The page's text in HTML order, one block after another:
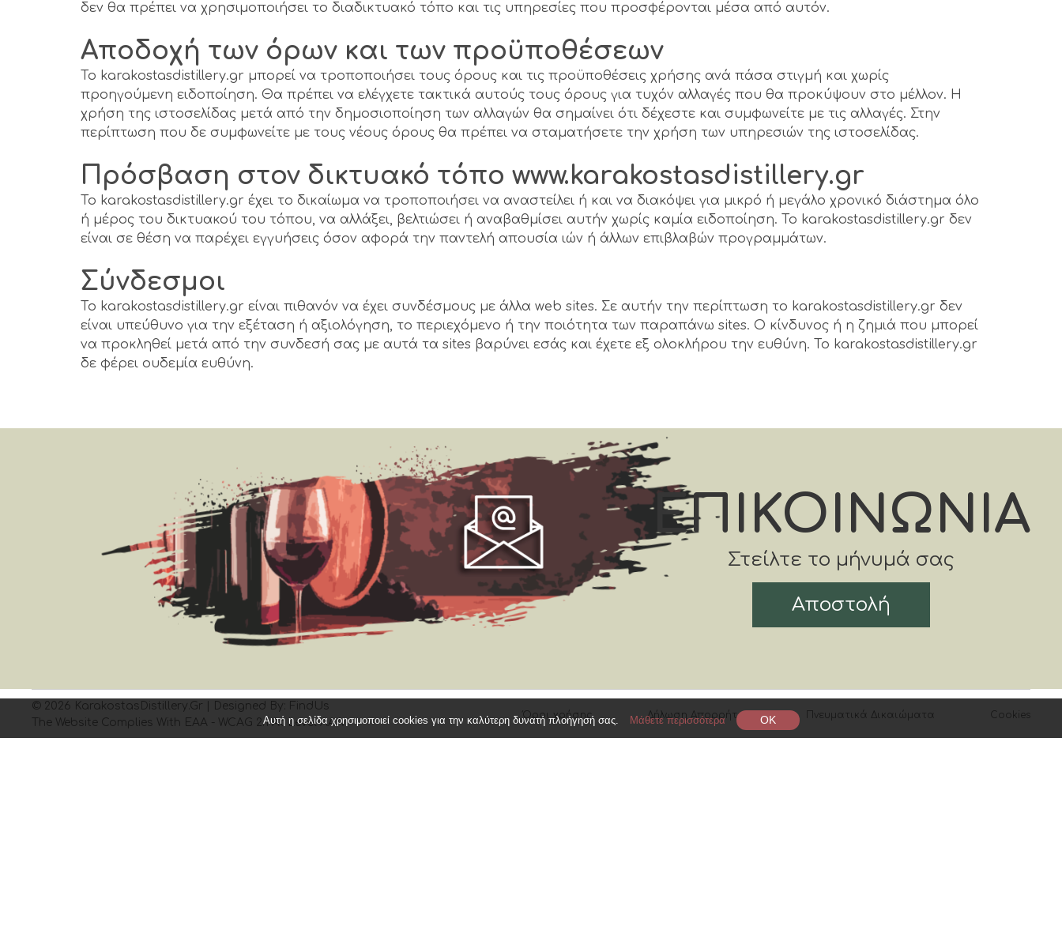
δεν θα πρέπει να χρησιμοποιήσει το διαδικτυακό τόπο και τις υπηρεσίες που προσφέρονται μέσα από αυτόν.
Αποδοχή των όρων και των προϋποθέσεων
Το karakostasdistillery.gr μπορεί να τροποποιήσει τους όρους και τις προϋποθέσεις χρήσης ανά πάσα στιγμή και χωρίς
προηγούμενη ειδοποίηση. Θα πρέπει να ελέγχετε τακτικά αυτούς τους όρους για τυχόν αλλαγές που θα προκύψουν στο μέλλον. Η
χρήση της ιστοσελίδας μετά από την δημοσιοποίηση των αλλαγών θα σημαίνει ότι δέχεστε και συμφωνείτε με τις αλλαγές. Στην
περίπτωση που δε συμφωνείτε με τους νέους όρους θα πρέπει να σταματήσετε την χρήση των υπηρεσιών της ιστοσελίδας.
Πρόσβαση στον δικτυακό τόπο www.karakostasdistillery.gr
Το karakostasdistillery.gr έχει το δικαίωμα να τροποποιήσει να αναστείλει ή και να διακόψει για μικρό ή μεγάλο χρονικό διάστημα όλο
ή μέρος του δικτυακού του τόπου, να αλλάξει, βελτιώσει ή αναβαθμίσει αυτήν χωρίς καμία ειδοποίηση. Το karakostasdistillery.gr δεν
είναι σε θέση να παρέχει εγγυήσεις όσον αφορά την παντελή απουσία ιών ή άλλων επιβλαβών προγραμμάτων.
Σύνδεσμοι
Το karakostasdistillery.gr είναι πιθανόν να έχει συνδέσμους με άλλα web sites. Σε αυτήν την περίπτωση το karakostasdistillery.gr δεν
είναι υπεύθυνο για την εξέταση ή αξιολόγηση, το περιεχόμενο ή την ποιότητα των παραπάνω sites. Ο κίνδυνος ή η ζημιά που μπορεί
να προκληθεί μετά από την συνδεσή σας με αυτά τα sites βαρύνει εσάς και έχετε εξ ολοκλήρου την ευθύνη. Το karakostasdistillery.gr
δε φέρει ουδεμία ευθύνη.
ΕΠΙΚΟΙΝΩΝΙΑ
Στείλτε το μήνυμά σας
Αποστολή
© 2026 KarakostasDistillery.gr | Designed By:
FindUs
The Website Complies With EAA - WCAG 2.1 At Level AAA
Όροι χρήσης Δήλωση Απορρήτου Πνευματικά Δικαιώματα Cookies
Αυτή η σελίδα χρησιμοποιεί cookies για την καλύτερη δυνατή πλοήγησή σας. Μάθετε περισσότερα OK